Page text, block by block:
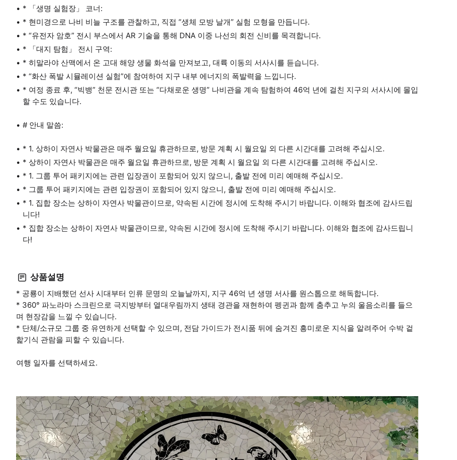
* 「생명 실험장」 코너:
* 현미경으로 나비 비늘 구조를 관찰하고, 직접 “생체 모방 날개” 실험 모형을 만듭니다.
* “유전자 암호” 전시 부스에서 AR 기술을 통해 DNA 이중 나선의 회전 신비를 목격합니다.
* 「대지 탐험」 전시 구역:
* 히말라야 산맥에서 온 고대 해양 생물 화석을 만져보고, 대륙 이동의 서사시를 듣습니다.
* “화산 폭발 시뮬레이션 실험”에 참여하여 지구 내부 에너지의 폭발력을 느낍니다.
* 여정 종료 후, “빅뱅” 천문 전시관 또는 “다채로운 생명” 나비관을 계속 탐험하여 46억 년에 걸친 지구의 서사시에 몰입
할 수도 있습니다.
# 안내 말씀:
* 1. 상하이 자연사 박물관은 매주 월요일 휴관하므로, 방문 계획 시 월요일 외 다른 시간대를 고려해 주십시오.
* 상하이 자연사 박물관은 매주 월요일 휴관하므로, 방문 계획 시 월요일 외 다른 시간대를 고려해 주십시오.
* 1. 그룹 투어 패키지에는 관련 입장권이 포함되어 있지 않으니, 출발 전에 미리 예매해 주십시오.
* 그룹 투어 패키지에는 관련 입장권이 포함되어 있지 않으니, 출발 전에 미리 예매해 주십시오.
* 1. 집합 장소는 상하이 자연사 박물관이므로, 약속된 시간에 정시에 도착해 주시기 바랍니다. 이해와 협조에 감사드립
니다!
* 집합 장소는 상하이 자연사 박물관이므로, 약속된 시간에 정시에 도착해 주시기 바랍니다. 이해와 협조에 감사드립니
다!
상품설명
* 공룡이 지배했던 선사 시대부터 인류 문명의 오늘날까지, 지구 46억 년 생명 서사를 원스톱으로 해독합니다.
* 360° 파노라마 스크린으로 극지방부터 열대우림까지 생태 경관을 재현하여 펭귄과 함께 춤추고 누의 울음소리를 들으
며 현장감을 느낄 수 있습니다.
* 단체/소규모 그룹 중 유연하게 선택할 수 있으며, 전담 가이드가 전시품 뒤에 숨겨진 흥미로운 지식을 알려주어 수박 겉
핥기식 관람을 피할 수 있습니다.
여행 일자를 선택하세요.